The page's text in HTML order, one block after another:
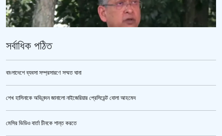
পুলিশ কোনো বিশেষ দলের বা গোষ্ঠীর লাঠিয়াল বাহিনী নয় : স্বরাষ্ট্রমন্ত্রী
সর্বাধিক পঠিত
বাংলাদেশে ব্যবসা সম্প্রসারণে সম্মত ঘানা
শেখ হাসিনাকে অভিনন্দন জানালো নাইজেরিয়ার প্রেসিডেন্ট বোলা আহমেদ
মেসির ভিডিও বার্তা চীনকে শান্ত করতে